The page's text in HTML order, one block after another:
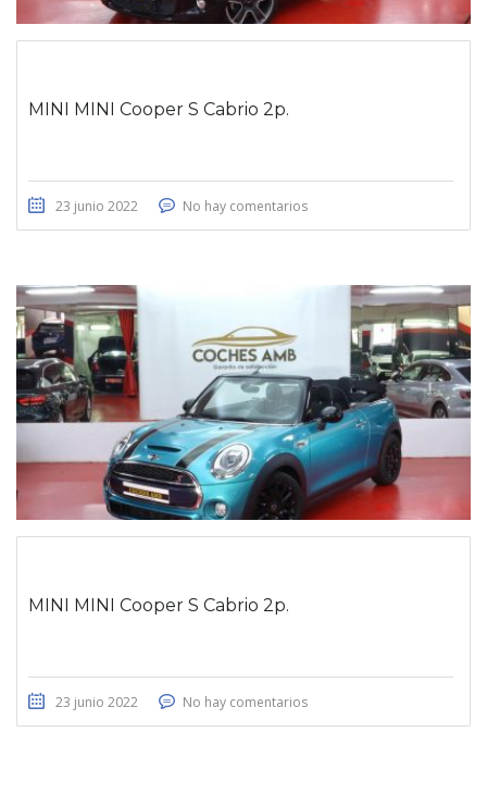
MINI MINI Cooper S Cabrio 2p.
23 junio 2022 No hay comentarios
MINI MINI Cooper S Cabrio 2p.
23 junio 2022 No hay comentarios